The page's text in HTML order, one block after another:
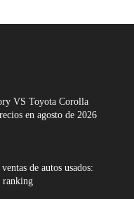
VS Toyota Corolla
en agosto de 2026
de autos usados:
ranking